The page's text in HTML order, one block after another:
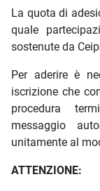
La quota di
quale
sostenute da
Per aderire è
iscrizione che
procedura
messaggio
unitamente al
ATTENZIONE: